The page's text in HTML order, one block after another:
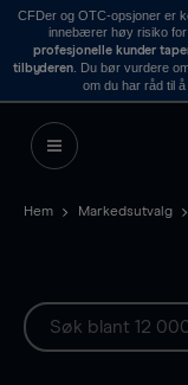
CFDer og OTC-opsjoner er
innebærer høy risiko for
profesjonelle kunder
tilbyderen . Du bør vurdere
om du har råd til
Hem Markedsutvalg